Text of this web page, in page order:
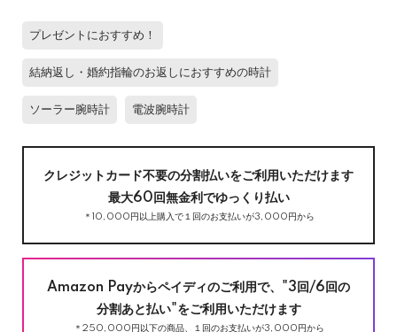
プレゼントにおすすめ！
結納返し・婚約指輪のお返しにおすすめの時計
ソーラー腕時計 電波腕時計
クレジットカード不要の分割払いをご利用いただけます
最大60回無金利でゆっくり払い
＊10,000円以上購入で１回のお支払いが3,000円から
Amazon Payからペイディのご利用で、"3回/6回の
分割あと払い"をご利用いただけます
＊250,000円以下の商品、１回のお支払いが3,000円から